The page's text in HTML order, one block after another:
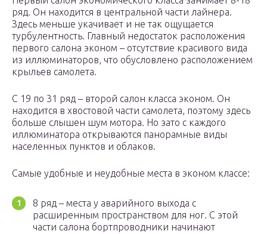
ряд. Он находится в центральной части лайнера.
Здесь меньше укачивает и не так ощущается
турбулентность. Главный недостаток расположения
первого салона эконом – отсутствие красивого вида
из иллюминаторов, что обусловлено расположением
крыльев самолета.
С 19 по 31 ряд – второй салон класса эконом. Он
находится в хвостовой части самолета, поэтому здесь
больше слышен шум мотора. Но зато с каждого
иллюминатора открываются панорамные виды
населенных пунктов и облаков.
Самые удобные и неудобные места в эконом классе:
8 ряд – места у аварийного выхода с
расширенным пространством для ног. С этой
части салона бортпроводники начинают